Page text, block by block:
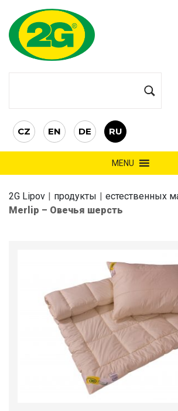
CZ EN DE RU
MENU
2G Lipov | продукты | естественных
Merlip – Овечья шерсть